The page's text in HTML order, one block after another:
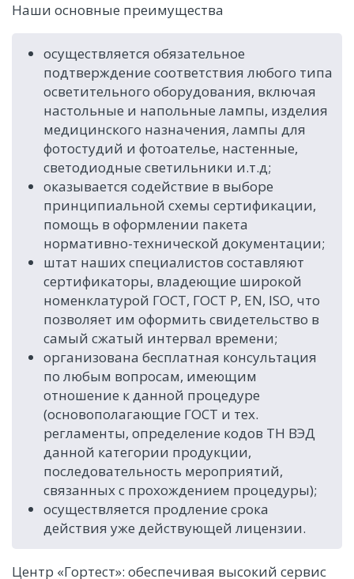
Наши основные преимущества
осуществляется обязательное
подтверждение соответствия любого типа
осветительного оборудования, включая
настольные и напольные лампы, изделия
медицинского назначения, лампы для
фотостудий и фотоателье, настенные,
светодиодные светильники и.т.д;
оказывается содействие в выборе
принципиальной схемы сертификации,
помощь в оформлении пакета
нормативно-технической документации;
штат наших специалистов составляют
сертификаторы, владеющие широкой
номенклатурой ГОСТ, ГОСТ Р, EN, ISO, что
позволяет им оформить свидетельство в
самый сжатый интервал времени;
организована бесплатная консультация
по любым вопросам, имеющим
отношение к данной процедуре
(основополагающие ГОСТ и тех.
регламенты, определение кодов ТН ВЭД
данной категории продукции,
последовательность мероприятий,
связанных с прохождением процедуры);
осуществляется продление срока
действия уже действующей лицензии.
Центр «Гортест»: обеспечивая высокий сервис